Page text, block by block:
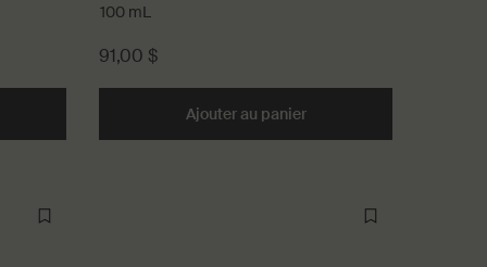
to cart
the Spray Hydratation Immédiate pour le Visage to cart
100 mL
91,00 $
Ajouter au panierAdd the Sérum